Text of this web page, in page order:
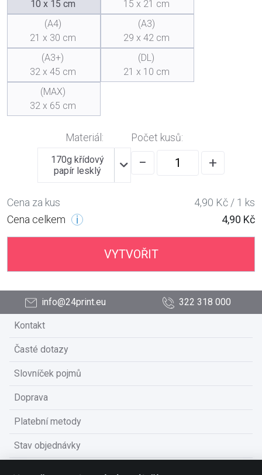
10 x 15 cm
15 x 21 cm
(A4)
21 x 30 cm
(A3)
29 x 42 cm
(A3+)
32 x 45 cm
(DL)
21 x 10 cm
(MAX)
32 x 65 cm
Materiál:
170g křídový
papír lesklý
Počet kusů:
− +
Cena za kus
4,90 Kč / 1 ks
Cena celkem
4,90 Kč
VYTVOŘIT
info@24print.eu 322 318 000
Kontakt
Časté dotazy
Slovníček pojmů
Doprava
Platební metody
Stav objednávky